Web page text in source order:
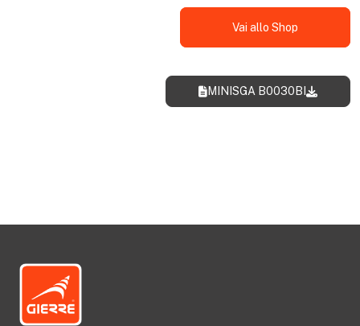
Vai allo Shop
MINISGA B0030BI